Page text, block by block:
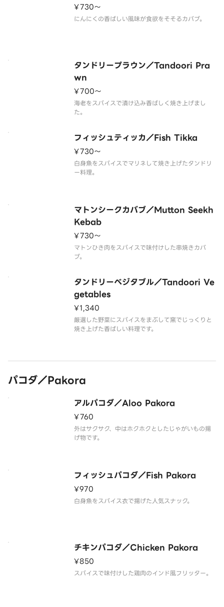
¥730〜
にんにくの香ばしい風味が食欲をそそるカバブ。
タンドリープラウン／Tandoori Pra
wn
¥700〜
海老をスパイスで漬け込み香ばしく焼き上げまし
た。
フィッシュティッカ／Fish Tikka
¥730〜
白身魚をスパイスでマリネして焼き上げたタンドリ
ー料理。
マトンシークカバブ／Mutton Seekh
Kebab
¥730〜
マトンひき肉をスパイスで味付けした串焼きカバ
ブ。
タンドリーベジタブル／Tandoori Ve
getables
¥1,340
厳選した野菜にスパイスをまぶして窯でじっくりと
焼き上げた香ばしい料理です。
パコダ／Pakora
アルパコダ／Aloo Pakora
¥760
外はサクサク、中はホクホクとしたじゃがいもの揚
げ物です。
フィッシュパコダ／Fish Pakora
¥970
白身魚をスパイス衣で揚げた人気スナック。
チキンパコダ／Chicken Pakora
¥850
スパイスで味付けした鶏肉のインド風フリッター。